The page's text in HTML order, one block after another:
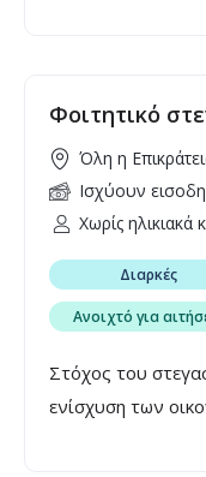
ελληνική
ετήσιου
προηγούμενο έτος
εφόσον αυτή
όπου υπηρετούσαν.
Φοιτητικό
Όλη η
Ισχύουν
Χωρίς ηλικιακά
Διαρκές
Ανοιχτό για
Στόχος του
ενίσχυση των